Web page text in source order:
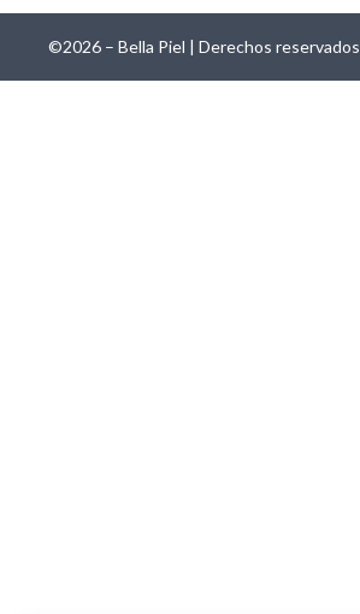
©2026 – Bella Piel | Derechos reservados